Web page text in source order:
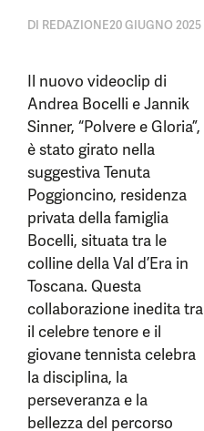
DI REDAZIONE20 GIUGNO 2025
Il nuovo videoclip di
Andrea Bocelli e Jannik
Sinner, “Polvere e Gloria”,
è stato girato nella
suggestiva Tenuta
Poggioncino, residenza
privata della famiglia
Bocelli, situata tra le
colline della Val d’Era in
Toscana. Questa
collaborazione inedita tra
il celebre tenore e il
giovane tennista celebra
la disciplina, la
perseveranza e la
bellezza del percorso